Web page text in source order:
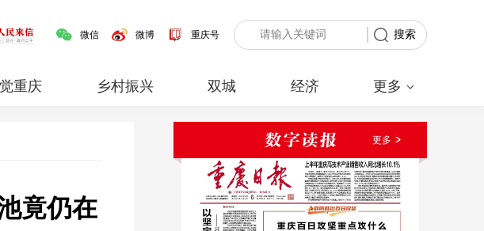
微信 微博 重庆号 搜索
重庆 乡村振兴 双城 经济 更多
竟仍在
更多